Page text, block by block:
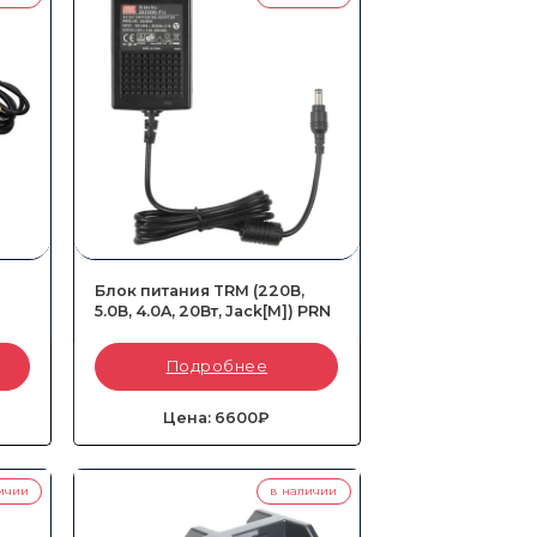
Блок питания TRM (220В,
5.0В, 4.0A, 20Вт, Jack[M]) PRN
Артикул:
Тип::
Сетевой
Напряжение::
Подробнее
Цена: 6600₽
в наличии